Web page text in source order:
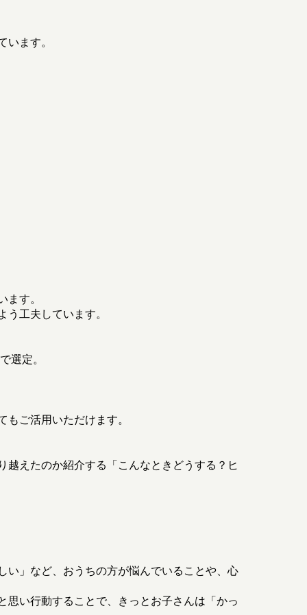
います。
ます。
工夫しています。
選定。
ご活用いただけます。
えたのか紹介する「こんなときどうする？ヒ
い」など、おうちの方が悩んでいることや、心
い行動することで、きっとお子さんは「かっ